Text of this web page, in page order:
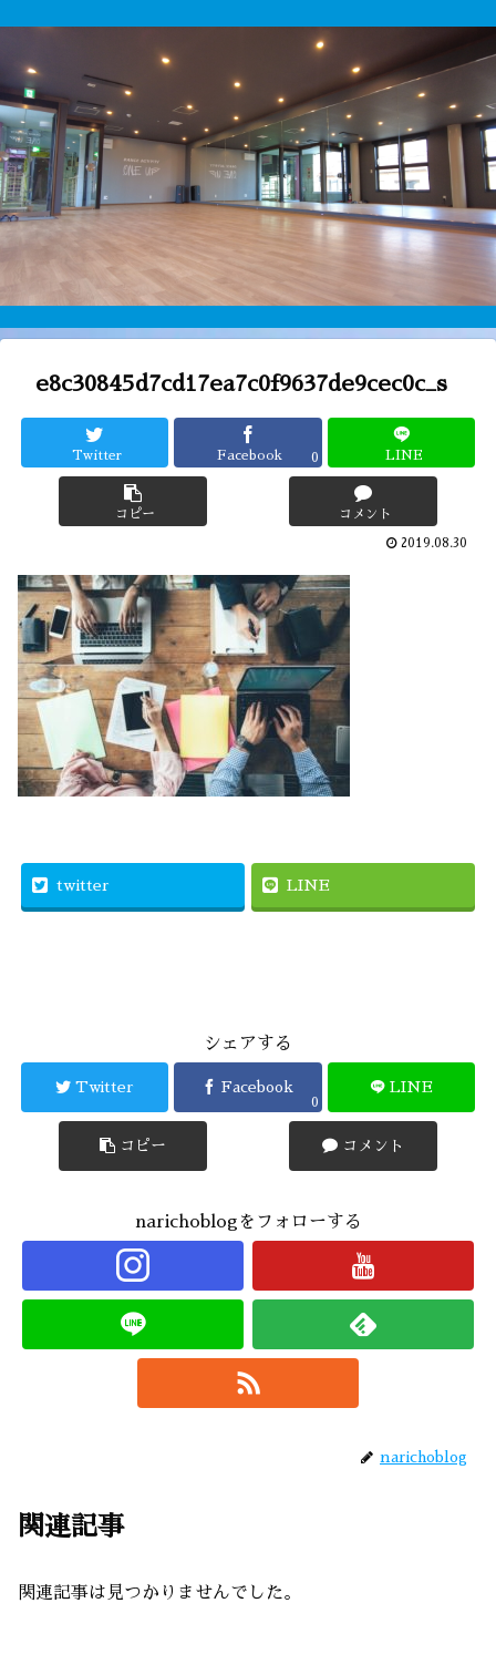
e8c30845d7cd17ea7c0f9637de9cec0c_s
Twitter Facebook 0 LINE
コピー コメント
2019.08.30
twitter LINE
シェアする
Twitter Facebook
0
LINE
コピー コメント
narichoblogをフォローする
narichoblog
関連記事
関連記事は見つかりませんでした。